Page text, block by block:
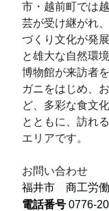
市・越前町では
芸が受け継がれ
づくり文化が発
と雄大な自然環
博物館が来訪者
ガニをはじめ、
ど、多彩な食文
とともに、訪れ
エリアです。
お問い合わせ
福井市 商工労働
電話番号 0776-